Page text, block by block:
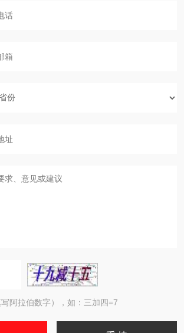
阿拉伯数字），如：三加四=7